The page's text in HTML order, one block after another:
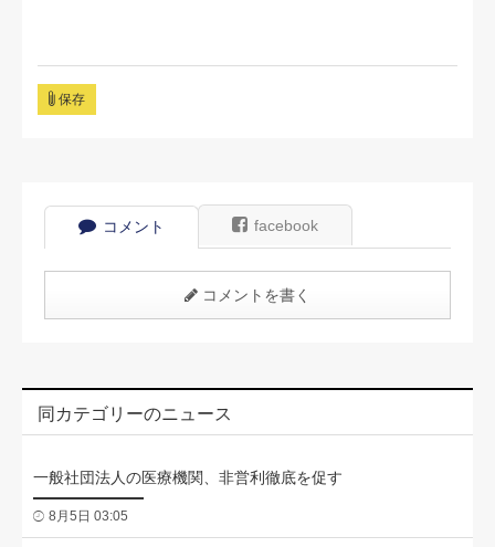
保存
コメント facebook
コメントを書く
同カテゴリーのニュース
一般社団法人の医療機関、非営利徹底を促す
8月5日 03:05